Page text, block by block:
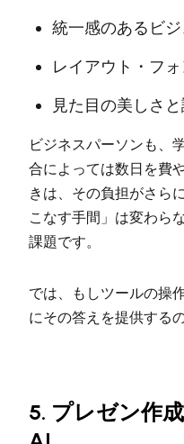
統一感のあるビ
レイアウト・フ
見た目の美しさ
ビジネスパーソンも
合によっては数日を費
きは、その負担がさら
こなす手間」は変わら
課題です。
では、もしツールの操
にその答えを提供する
5. プレゼン作